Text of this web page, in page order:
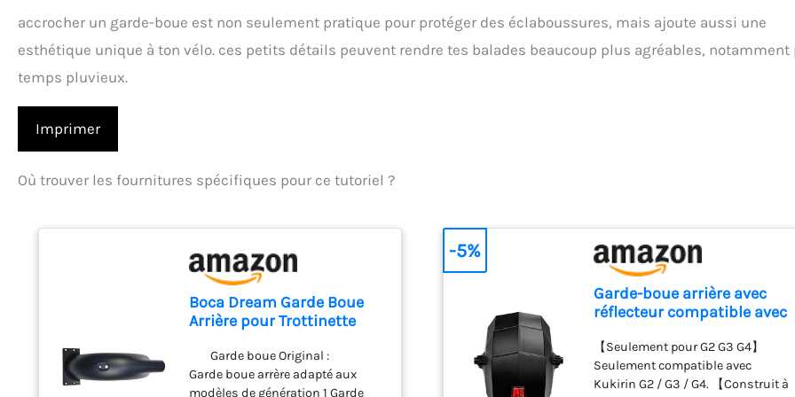
accrocher un garde-boue est non seulement pratique pour protéger des éclaboussures, mais ajoute aussi une
esthétique unique à ton vélo. ces petits détails peuvent rendre tes balades beaucoup plus agréables, notamment
temps pluvieux.
Imprimer
Où trouver les fournitures spécifiques pour ce tutoriel ?
Boca Dream Garde Boue
Arrière pour Trottinette
Compatible avec
Génération 1 et Génération
Garde boue Original :
Garde boue arrère adapté aux
modèles de génération 1 Garde
Garde-boue arrière avec
réflecteur compatible avec
【Seulement pour G2 G3 G4】
Seulement compatible avec
Kukirin G2 / G3 / G4. 【Construit à
-5%